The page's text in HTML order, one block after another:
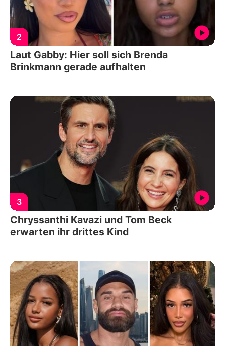
2
Laut Gabby: Hier soll sich Brenda
Brinkmann gerade aufhalten
3
Chryssanthi Kavazi und Tom Beck
erwarten ihr drittes Kind